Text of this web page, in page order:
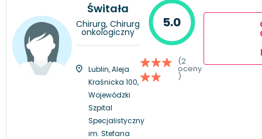
Świtała
Chirurg, Chirurg
onkologiczny
Lublin, Aleja
Kraśnicka 100,
Wojewódzki
Szpital
Specjalistyczny
im. Stefana
5.0
(2
oceny
)